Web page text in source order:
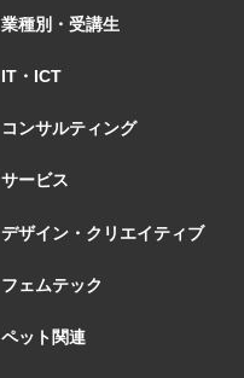
業種別・受講生
IT・ICT
コンサルティング
サービス
デザイン・クリエイティブ
フェムテック
ペット関連